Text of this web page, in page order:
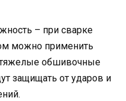
– при сварке
можно применить
обшивочные
защищать от ударов и